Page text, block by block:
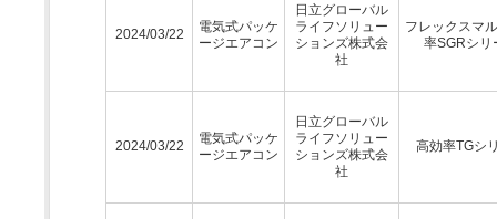
2024/03/22
電気式パッケ
ージエアコン
日立グローバル
ライフソリュー
ションズ株式会
社
フレックスマ
率SGRシリ
2024/03/22
電気式パッケ
ージエアコン
日立グローバル
ライフソリュー
ションズ株式会
社
高効率TGシ